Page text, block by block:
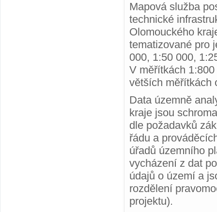
Mapová služba
technické
Olomouckého
tematizované pro
000, 1:50 000,
V měřítkách
větších měřítkách
Data územně
kraje jsou
dle požadavků
řádu a
úřadů územního
vycházení z dat
údajů o území a
rozdělení
projektu).